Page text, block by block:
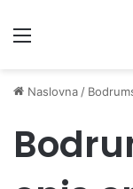
Menu
Naslovna /